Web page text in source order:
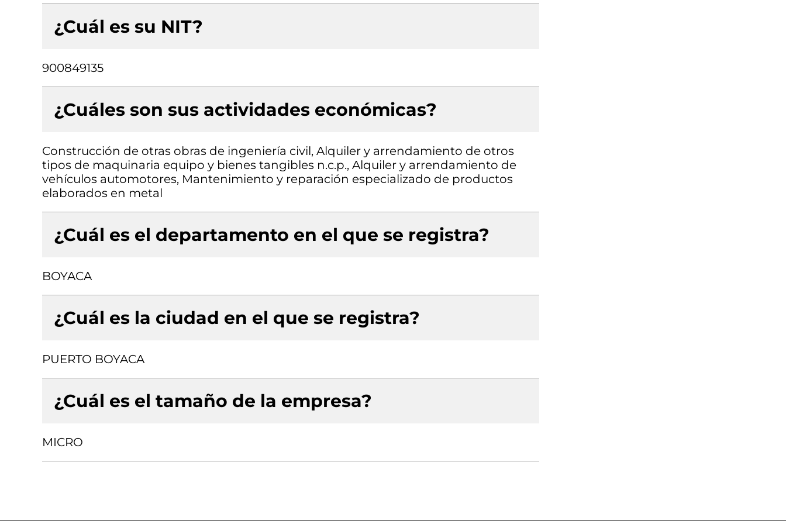
¿Cuál es su NIT?
900849135
¿Cuáles son sus actividades económicas?
Construcción de otras obras de ingeniería civil, Alquiler y arrendamiento de otros
tipos de maquinaria equipo y bienes tangibles n.c.p., Alquiler y arrendamiento de
vehículos automotores, Mantenimiento y reparación especializado de productos
elaborados en metal
¿Cuál es el departamento en el que se registra?
BOYACA
¿Cuál es la ciudad en el que se registra?
PUERTO BOYACA
¿Cuál es el tamaño de la empresa?
MICRO